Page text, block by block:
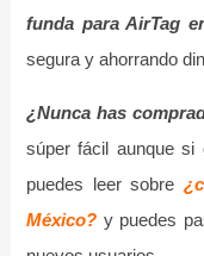
funda para AirTag
segura y ahorrando
¿Nunca has
súper fácil aunque si
puedes leer sobre
México?y puedes